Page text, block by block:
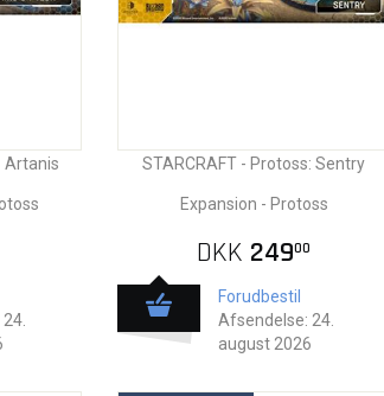
Artanis STARCRAFT - Protoss: Sentry
Expansion - Protoss
DKK 24900
Forudbestil
Afsendelse: 24.
august 2026